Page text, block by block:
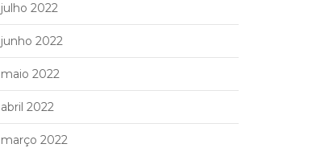
julho 2022
junho 2022
maio 2022
abril 2022
março 2022